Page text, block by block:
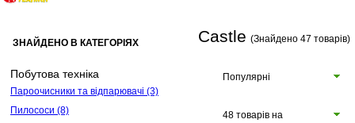
ЗНАЙДЕНО В КАТЕГОРІЯХ
Побутова техніка
Пароочисники та відпарювачі (3)
Пилососи (8)
Castle (Знайдено 47 товарів)
Популярні
48 товарів на